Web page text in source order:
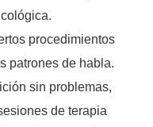
procedimientos
patrones de habla.
sin problemas,
de terapia